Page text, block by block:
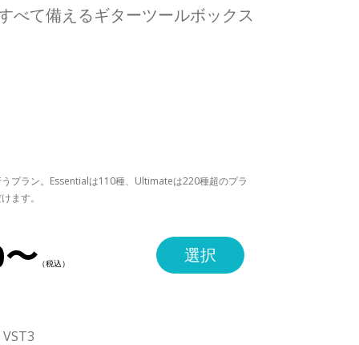
べて備えるギターツールボックス
プラン。Essentialは110種、Ultimateは220種超のプラ
ます。
選択